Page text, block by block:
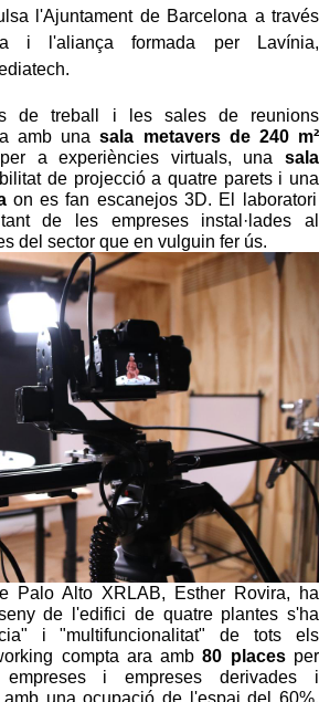
l'Ajuntament de Barcelona a través
i l'aliança formada per Lavínia,
de treball i les sales de reunions
amb unasala metavers de 240 m²
a experiències virtuals, una sala
de projecció a quatre parets i una
on es fan escanejos 3D. El laboratori
de les empreses instal·lades al
del sector que en vulguin fer ús.
Palo Alto XRLAB, Esther Rovira, ha
de l'edifici de quatre plantes s'ha
i "multifuncionalitat" de tots els
compta ara amb80 placesper
empreses i empreses derivades i
una ocupació de l'espai del 60%,